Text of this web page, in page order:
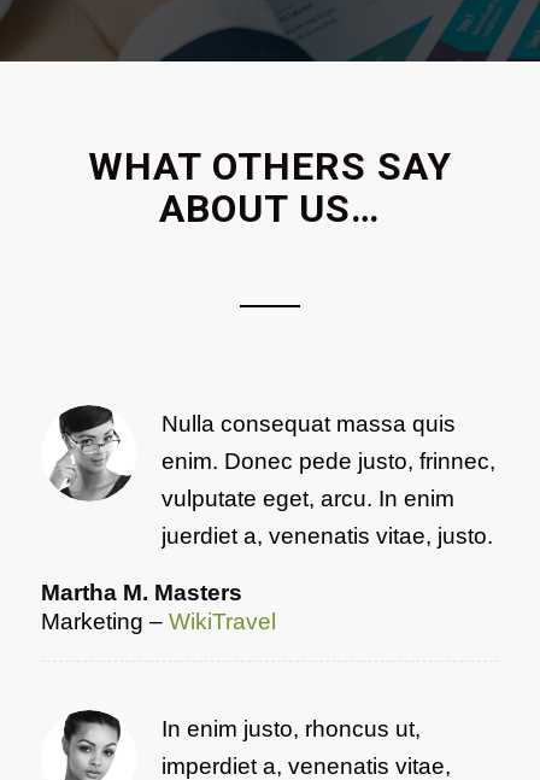
WHAT OTHERS SAY
ABOUT US…
Nulla consequat massa quis
enim. Donec pede justo, frinnec,
vulputate eget, arcu. In enim
juerdiet a, venenatis vitae, justo.
Martha M. Masters
Marketing – WikiTravel
In enim justo, rhoncus ut,
imperdiet a, venenatis vitae,